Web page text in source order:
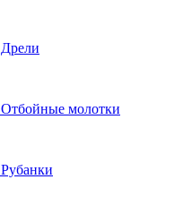
Дрели
Отбойные молотки
Рубанки